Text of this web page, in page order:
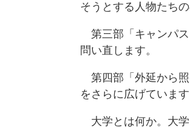
そうとする人物たち
第三部「キャンパス
問い直します。
第四部「外延から照
をさらに広げています
大学とは何か。大学